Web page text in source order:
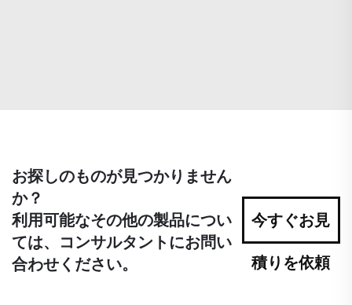
お探しのものが見つかりません
か？
利用可能なその他の製品につい
ては、コンサルタントにお問い
合わせください。
今すぐお見
積りを依頼